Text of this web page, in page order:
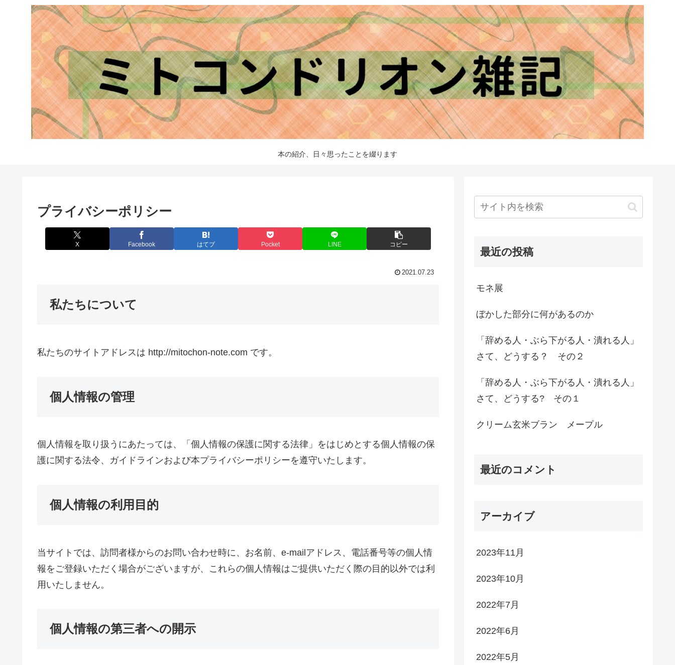
本の紹介、日々思ったことを綴ります
プライバシーポリシー
X Facebook はてブ Pocket LINE コピー
2021.07.23
私たちについて
私たちのサイトアドレスは http://mitochon-note.com です。
個人情報の管理
個人情報を取り扱うにあたっては、「個人情報の保護に関する法律」をはじめとする個人情報の保
護に関する法令、ガイドラインおよび本プライバシーポリシーを遵守いたします。
個人情報の利用目的
当サイトでは、訪問者様からのお問い合わせ時に、お名前、e-mailアドレス、電話番号等の個人情
報をご登録いただく場合がございますが、これらの個人情報はご提供いただく際の目的以外では利
用いたしません。
個人情報の第三者への開示
最近の投稿
モネ展
ぼかした部分に何があるのか
「辞める人・ぶら下がる人・潰れる人」
さて、どうする？ その２
「辞める人・ぶら下がる人・潰れる人」
さて、どうする? その１
クリーム玄米ブラン メープル
最近のコメント
アーカイブ
2023年11月
2023年10月
2022年7月
2022年6月
2022年5月